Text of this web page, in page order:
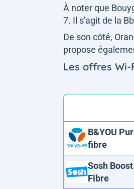
À noter que
7. Il s'agit de la
De son côté,
propose
Les offres Wi-
B&YOU
fibre
Sosh Boost
Fibre